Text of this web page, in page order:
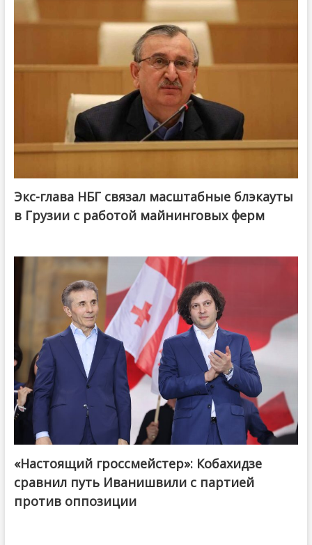
Экс-глава НБГ связал масштабные блэкауты
в Грузии с работой майнинговых ферм
@ქართული ოცნება / Georgian Dream
«Настоящий гроссмейстер»: Кобахидзе
сравнил путь Иванишвили с партией
против оппозиции